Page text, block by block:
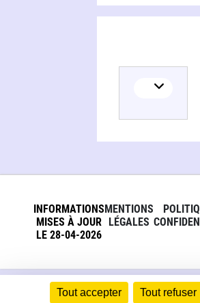
Tout accepter Tout refuser
INFORMATIONS
MISES À JOUR
LE 28-04-2026
MENTIONS
LÉGALES